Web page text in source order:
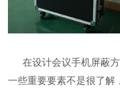
在设计会议手机屏蔽方
一些重要要素不是很了解